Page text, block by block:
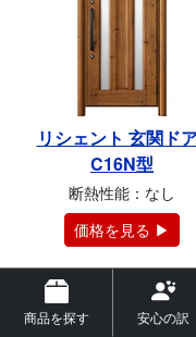
商品を探す 安心の訳
リシェント 玄関ド
C16N型
断熱性能：なし
価格を見る ▶